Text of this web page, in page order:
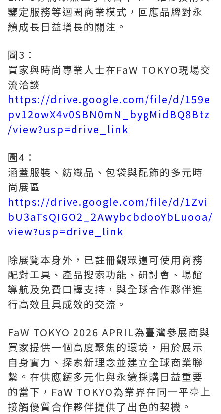
鑒定服務等迴圈商業模式，回應品牌對永
續成長日益增長的關注。
圖3：
買家與時尚專業人士在FaW TOKYO現場交
流洽談
https://drive.google.com/file/d/159e
pv12owX4v0SBN0mN_bygMidBQ8Btz
/view?usp=drive_link
圖4：
涵蓋服裝、紡織品、包袋與配飾的多元時
尚展區
https://drive.google.com/file/d/1Zvi
bU3aTsQIGO2_2AwybcbdooYbLuooa/
view?usp=drive_link
除展覽本身外，已註冊觀眾還可使用商務
配對工具、產品搜索功能、研討會、場館
導航及免費口譯支持，與全球合作夥伴進
行高效且具成效的交流。
FaW TOKYO 2026 APRIL為臺灣參展商與
買家提供一個高度聚焦的環境，用於展示
自身實力、探索新理念並建立全球商業聯
繫。在供應鏈多元化與永續採購日益重要
的當下，FaW TOKYO為業界在同一平臺上
接觸優質合作夥伴提供了出色的契機。